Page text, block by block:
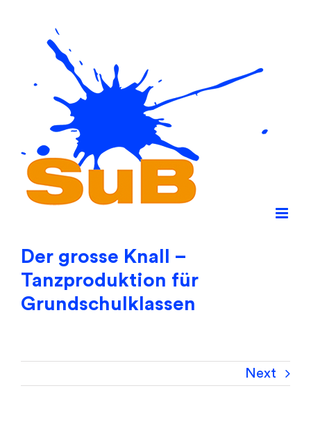
content
Der grosse Knall –
Tanzproduktion für
Grundschulklassen
Next